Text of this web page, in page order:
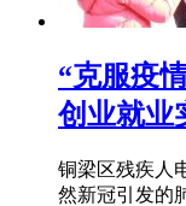
“克服疫
创业就业
铜梁区残疾人
然新冠引发的